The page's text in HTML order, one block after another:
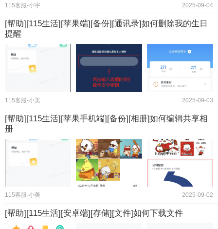
115客服-小宇 2025-09-04
[帮助][115生活][苹果端][备份][通讯录]如何删除我的生日
提醒
115客服-小美 2025-09-03
[帮助][115生活][苹果手机端][备份][相册]如何编辑共享相
册
115客服-小美 2025-09-02
[帮助][115生活][安卓端][存储][文件]如何下载文件